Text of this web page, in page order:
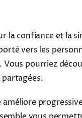
la confiance et la
vers les
pourriez
améliore